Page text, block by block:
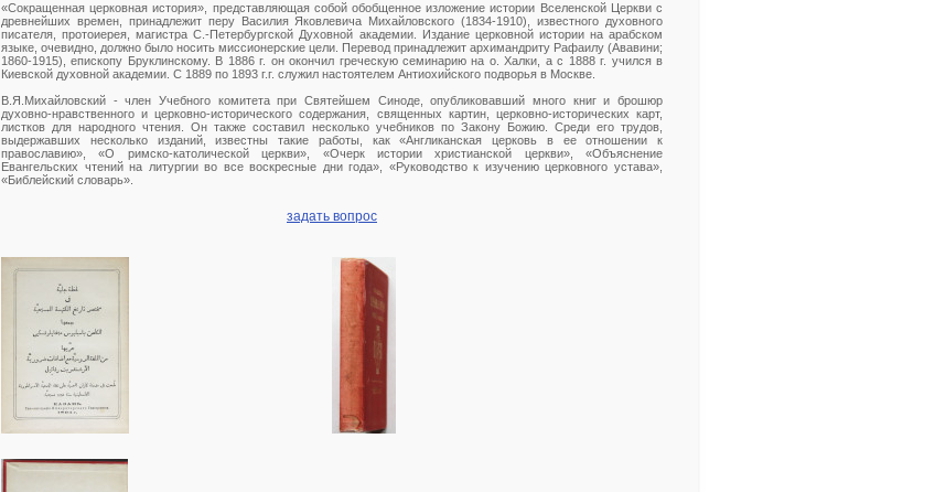
«Сокращенная церковная история», представляющая собой обобщенное изложение истории Вселенской Церкви с
древнейших времен, принадлежит перу Василия Яковлевича Михайловского (1834-1910), известного духовного
писателя, протоиерея, магистра С.-Петербургской Духовной академии. Издание церковной истории на арабском
языке, очевидно, должно было носить миссионерские цели. Перевод принадлежит архимандриту Рафаилу (Ававини;
1860-1915), епископу Бруклинскому. В 1886 г. он окончил греческую семинарию на о. Халки, а с 1888 г. учился в
Киевской духовной академии. С 1889 по 1893 г.г. служил настоятелем Антиохийского подворья в Москве.
В.Я.Михайловский - член Учебного комитета при Святейшем Синоде, опубликовавший много книг и брошюр
духовно-нравственного и церковно-исторического содержания, священных картин, церковно-исторических карт,
листков для народного чтения. Он также составил несколько учебников по Закону Божию. Среди его трудов,
выдержавших несколько изданий, известны такие работы, как «Англиканская церковь в ее отношении к
православию», «О римско-католической церкви», «Очерк истории христианской церкви», «Объяснение
Евангельских чтений на литургии во все воскресные дни года», «Руководство к изучению церковного устава»,
«Библейский словарь».
задать вопрос